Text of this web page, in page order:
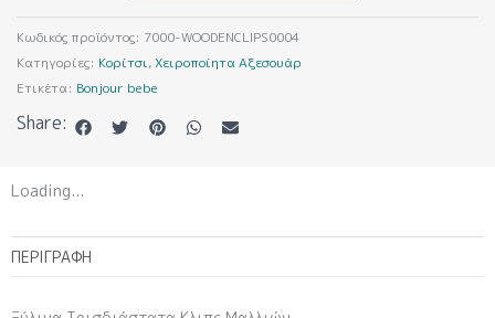
Μαλλιών
WOODENCLIPS0004
ποσότητα
Κωδικός προϊόντος: 7000-WOODENCLIPS0004
Κατηγορίες: Κορίτσι,Χειροποίητα Αξεσουάρ
Ετικέτα: Bonjour bebe
Share:
Loading...
ΠΕΡΙΓΡΑΦΉ